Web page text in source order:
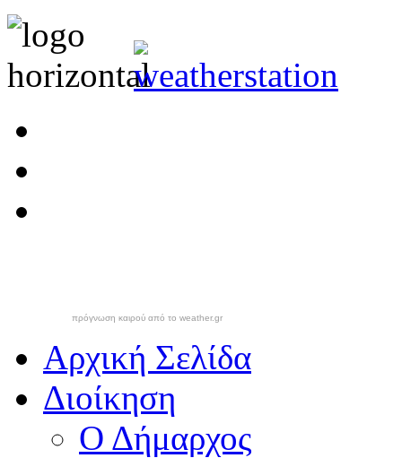
πρόγνωση καιρού από το weather.gr
Αρχική Σελίδα
Διοίκηση
Ο Δήμαρχος